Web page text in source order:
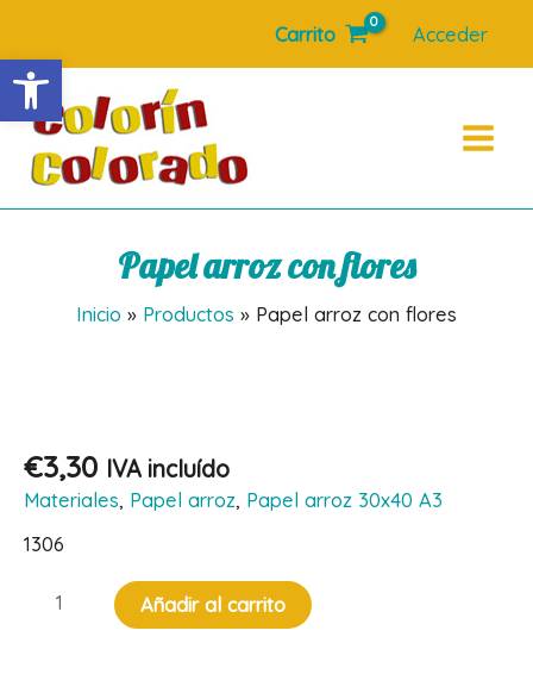
Abrir barra de herramientas
contenido
Carrito Acceder
Main
Menu
Papel arroz con flores
Inicio Productos Papel arroz con flores
€3,30 IVA incluído
Materiales, Papel arroz, Papel arroz 30x40 A3
1306
Papel
Añadir al carrito